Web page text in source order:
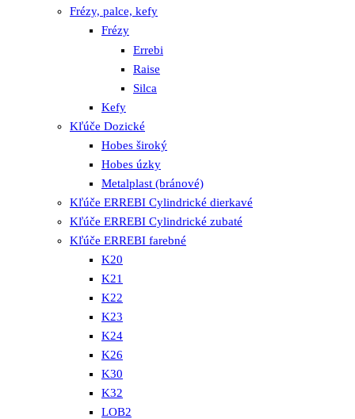
Frézy, palce, kefy
Frézy
Errebi
Raise
Silca
Kefy
Kľúče Dozické
Hobes široký
Hobes úzky
Metalplast (bránové)
Kľúče ERREBI Cylindrické dierkavé
Kľúče ERREBI Cylindrické zubaté
Kľúče ERREBI farebné
K20
K21
K22
K23
K24
K26
K30
K32
LOB2